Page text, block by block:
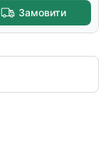
Замовити